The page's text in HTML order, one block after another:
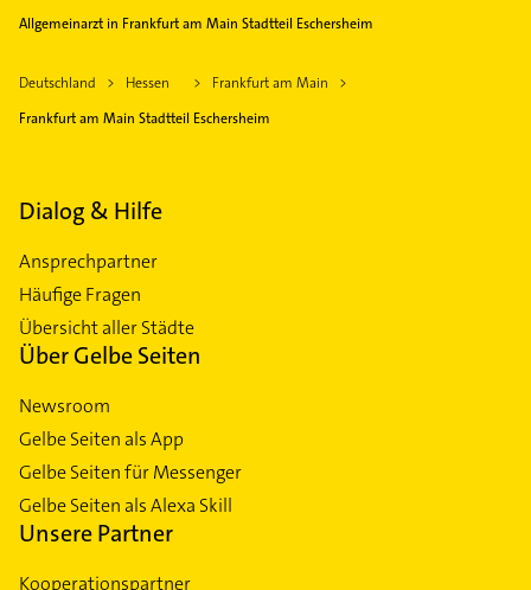
Allgemeinarzt in Frankfurt am Main Stadtteil Eschersheim
Deutschland Hessen
Frankfurt am Main
Frankfurt am Main Stadtteil Eschersheim
Dialog & Hilfe
Ansprechpartner
Häufige Fragen
Übersicht aller Städte
Über Gelbe Seiten
Newsroom
Gelbe Seiten als App
Gelbe Seiten für Messenger
Gelbe Seiten als Alexa Skill
Unsere Partner
Kooperationspartner